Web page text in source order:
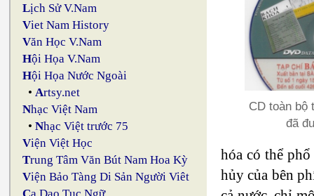
Lịch Sử V.Nam
Viet Nam History
Văn Học V.Nam
Hội Họa V.Nam
Hội Họa Nước Ngoài
•Artsy.net
Nhạc Việt Nam
•Nhạc Việt trước 75
Viện Việt Học
Trung Tâm Văn Bút Nam Hoa Kỳ
Viện Bảo Tàng Di Sản Người Viêt
CD toàn bộ
đã
hóa có thể
hủy của bên